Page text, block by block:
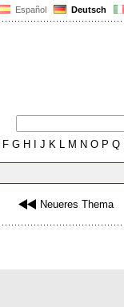
Español Deutsch
F G H J K L M N O P Q
Neueres Thema